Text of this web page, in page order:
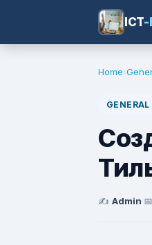
ICT-
Home›
GENERAL
✍️ Admin·📅